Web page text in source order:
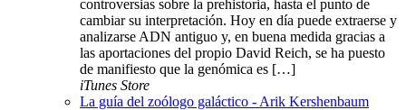
controversias sobre la prehistoria, hasta el punto de
cambiar su interpretación. Hoy en día puede extraerse y
analizarse ADN antiguo y, en buena medida gracias a
las aportaciones del propio David Reich, se ha puesto
de manifiesto que la genómica es […]
iTunes Store
La guía del zoólogo galáctico - Arik Kershenbaum